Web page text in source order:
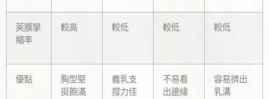
莢膜攣
縮率
較高 較低 較低 較低
優點
胸型堅
挺飽滿
義乳支
撐力佳
不易看
出邊緣
容易擠出
乳溝